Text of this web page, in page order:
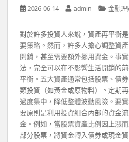
2026-06-14 admin 金融理
對於許多投資人來說，資產再平衡
要策略。然而，許多人擔心調整資
開銷，甚至需要額外挪用資金。事
法，完全可以在不影響生活開銷的
平衡。五大資產通常包括股票、債
類投資（如黃金或原物料）。定期
過度集中，降低整體波動風險。要
要原則是利用投資組合內部的資金
金。例如，當股票資產比例因上漲
部分股票，將資金轉入債券或現金